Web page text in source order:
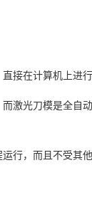
接在计算机上进行
激光刀模是全自
行，而且不受其